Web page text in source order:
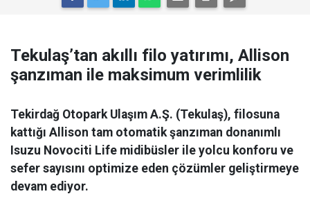
Tekulaş’tan akıllı filo yatırımı, Allison
şanzıman ile maksimum verimlilik
Tekirdağ Otopark Ulaşım A.Ş. (Tekulaş), filosuna
kattığı Allison tam otomatik şanzıman donanımlı
Isuzu Novociti Life midibüsler ile yolcu konforu ve
sefer sayısını optimize eden çözümler geliştirmeye
devam ediyor.